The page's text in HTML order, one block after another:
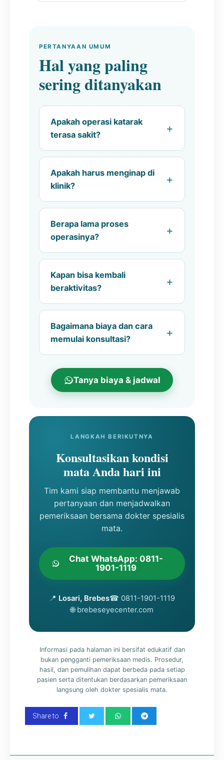
PERTANYAAN UMUM
Hal yang paling
sering ditanyakan
Apakah operasi katarak
terasa sakit?
Apakah harus menginap di
klinik?
Berapa lama proses
operasinya?
Kapan bisa kembali
beraktivitas?
Bagaimana biaya dan cara
memulai konsultasi?
Tanya biaya & jadwal
LANGKAH BERIKUTNYA
Konsultasikan kondisi
mata Anda hari ini
Tim kami siap membantu menjawab
pertanyaan dan menjadwalkan
pemeriksaan bersama dokter spesialis
mata.
Chat WhatsApp: 0811-
1901-1119
📍 Losari, Brebes☎ 0811-1901-1119
🌐 brebeseyecenter.com
Informasi pada halaman ini bersifat edukatif dan
bukan pengganti pemeriksaan medis. Prosedur,
hasil, dan pemulihan dapat berbeda pada setiap
pasien serta ditentukan berdasarkan pemeriksaan
langsung oleh dokter spesialis mata.
Share to